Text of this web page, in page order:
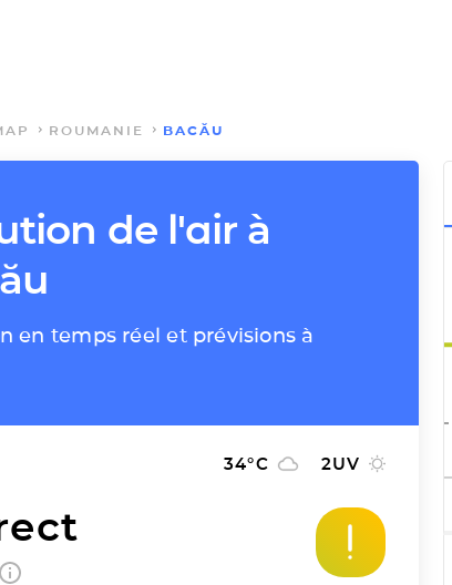
ROUMANIE BACĂU
de l'air à
en temps réel et prévisions à
34°C 2UV